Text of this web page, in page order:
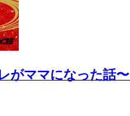
がママになった話